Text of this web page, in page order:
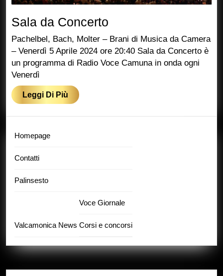
Sala da Concerto
da
Concerto
Pachelbel, Bach, Molter – Brani di Musica da Camera
– Venerdì 5 Aprile 2024 ore 20:40 Sala da Concerto è
un programma di Radio Voce Camuna in onda ogni
Venerdì
Leggi Di Più Leggi
Di
Homepage
Contatti
Palinsesto
Valcamonica News
Voce Giornale
Corsi e concorsi